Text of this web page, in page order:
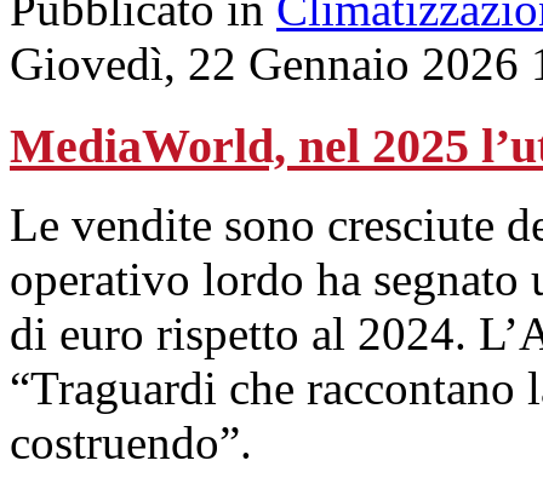
Giovedì, 22 Gennaio 2026
MediaWorld, nel 2025
Le vendite sono cresciute
operativo lordo ha
di euro rispetto al 2024.
“Traguardi che raccontano
costruendo”.